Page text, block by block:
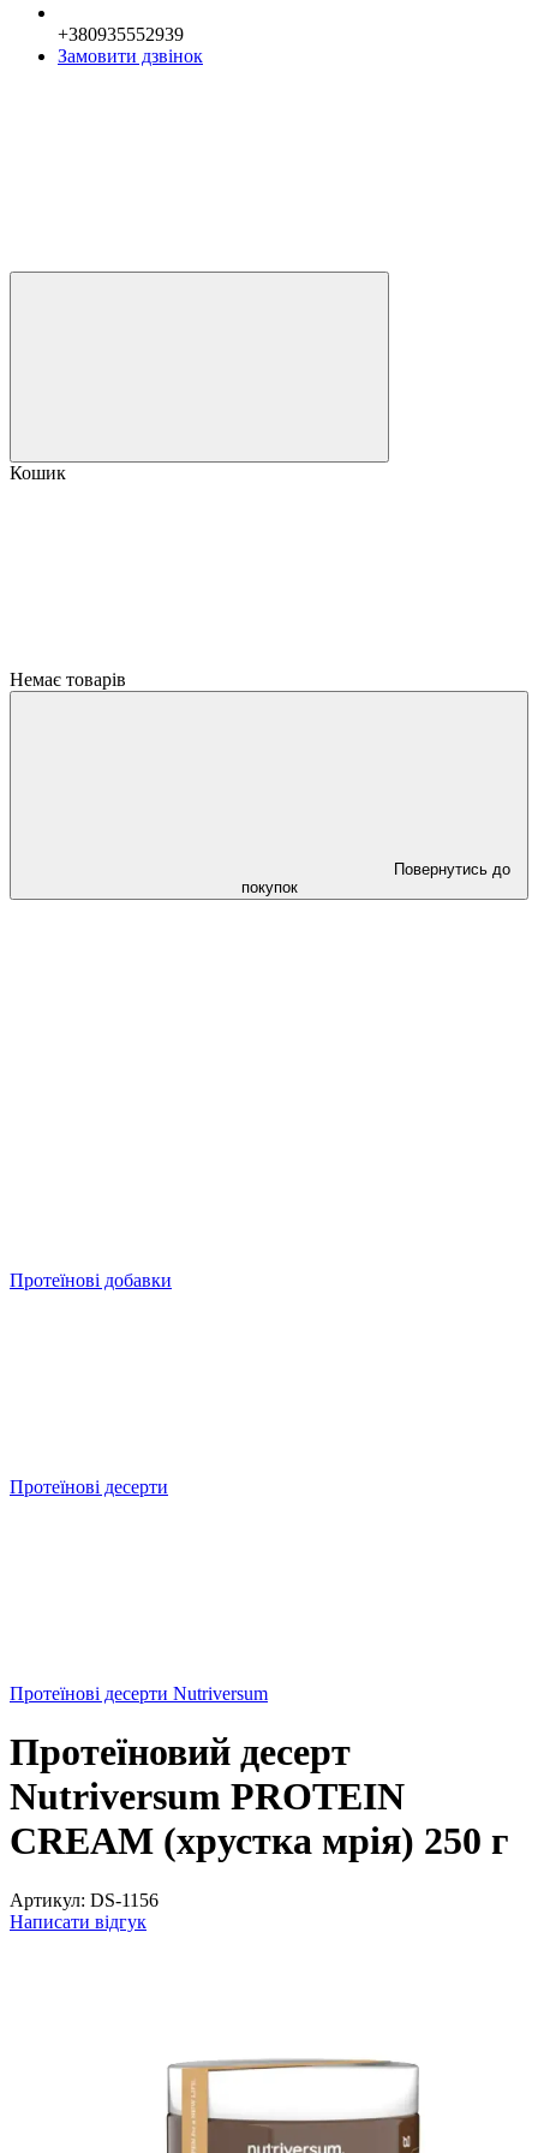
+380935552939
Замовити дзвінок
Кошик
Немає товарів
Повернутись до
покупок
Протеїнові добавки
Протеїнові десерти
Протеїнові десерти Nutriversum
Протеїновий десерт
Nutriversum PROTEIN
CREAM (хрустка мрія) 250 г
Артикул: DS-1156
Написати відгук